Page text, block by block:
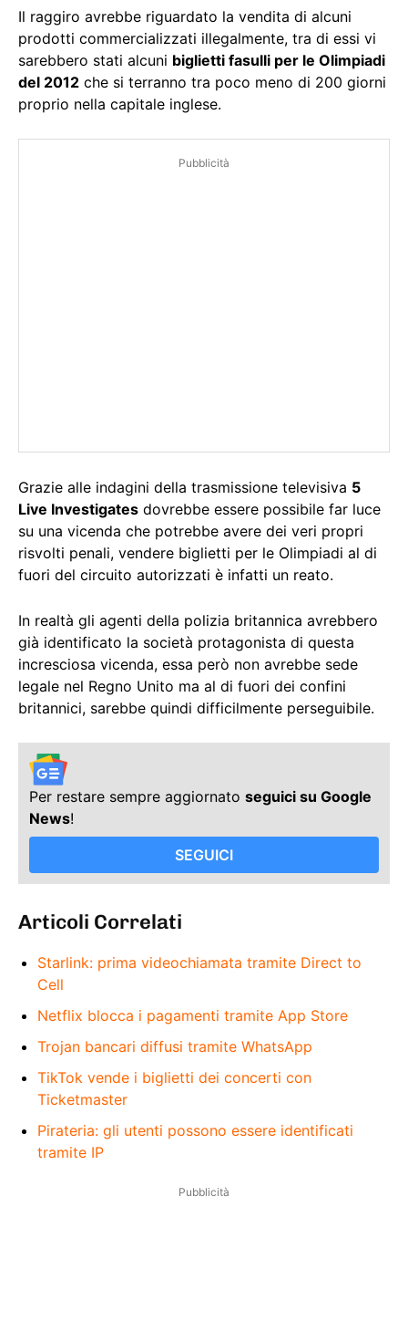
Il raggiro avrebbe riguardato la vendita di alcuni
prodotti commercializzati illegalmente, tra di essi vi
sarebbero stati alcuni biglietti fasulli per le Olimpiadi
del 2012 che si terranno tra poco meno di 200 giorni
proprio nella capitale inglese.
Pubblicità
Grazie alle indagini della trasmissione televisiva 5
Live Investigates dovrebbe essere possibile far luce
su una vicenda che potrebbe avere dei veri propri
risvolti penali, vendere biglietti per le Olimpiadi al di
fuori del circuito autorizzati è infatti un reato.
In realtà gli agenti della polizia britannica avrebbero
già identificato la società protagonista di questa
incresciosa vicenda, essa però non avrebbe sede
legale nel Regno Unito ma al di fuori dei confini
britannici, sarebbe quindi difficilmente perseguibile.
Per restare sempre aggiornato seguici su Google
News!
SEGUICI
Articoli Correlati
Starlink: prima videochiamata tramite Direct to
Cell
Netflix blocca i pagamenti tramite App Store
Trojan bancari diffusi tramite WhatsApp
TikTok vende i biglietti dei concerti con
Ticketmaster
Pirateria: gli utenti possono essere identificati
tramite IP
Pubblicità